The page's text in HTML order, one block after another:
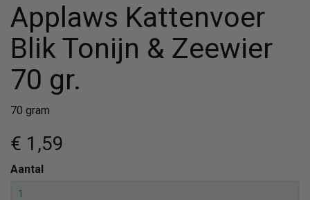
Applaws Kattenvoer
Blik Tonijn & Zeewier
70 gr.
70 gram
€ 1 ,59
Aantal